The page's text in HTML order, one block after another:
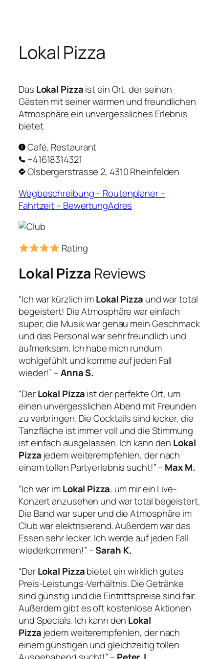
springen
Lokal Pizza
Das Lokal Pizzaist ein Ort, der seinen
Gästen mit seiner warmen und freundlichen
Atmosphäre ein unvergessliches Erlebnis
bietet.
Café, Restaurant
+41618314321
Olsbergerstrasse 2, 4310 Rheinfelden
Wegbeschreibung – Routenplaner –
Fahrtzeit – BewertungAdres
Rating
Lokal Pizza Reviews
“Ich war kürzlich imLokal Pizza und war total
begeistert! Die Atmosphäre war einfach
super, die Musik war genau mein Geschmack
und das Personal war sehr freundlich und
aufmerksam. Ich habe mich rundum
wohlgefühlt und komme auf jeden Fall
wieder!” –Anna S.
“DerLokal Pizzaist der perfekte Ort, um
einen unvergesslichen Abend mit Freunden
zu verbringen. Die Cocktails sind lecker, die
Tanzfläche ist immer voll und die Stimmung
ist einfach ausgelassen. Ich kann den Lokal
Pizzajedem weiterempfehlen, der nach
einem tollen Partyerlebnis sucht!” – Max M.
“Ich war imLokal Pizza, um mir ein Live-
Konzert anzusehen und war total begeistert.
Die Band war super und die Atmosphäre im
Club war elektrisierend. Außerdem war das
Essen sehr lecker. Ich werde auf jeden Fall
wiederkommen!” –Sarah K.
“DerLokal Pizzabietet ein wirklich gutes
Preis-Leistungs-Verhältnis. Die Getränke
sind günstig und die Eintrittspreise sind fair.
Außerdem gibt es oft kostenlose Aktionen
und Specials. Ich kann den Lokal
Pizzajedem weiterempfehlen, der nach
einem günstigen und gleichzeitig tollen